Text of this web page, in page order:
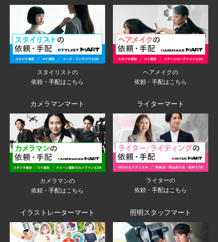
スタイリストの
依頼・手配はこちら
ヘアメイクの
依頼・手配はこちら
カメラマンマート
カメラマンの
依頼・手配はこちら
ライターマート
ライターの
依頼・手配はこちら
イラストレーターマート 照明スタッフマート